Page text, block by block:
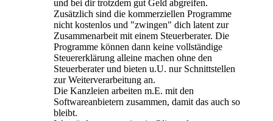
und bei dir trotzdem gut Geld abgreifen.
Zusätzlich sind die kommerziellen Programme
nicht kostenlos und "zwingen" dich latent zur
Zusammenarbeit mit einem Steuerberater. Die
Programme können dann keine vollständige
Steuererklärung alleine machen ohne den
Steuerberater und bieten u.U. nur Schnittstellen
zur Weiterverarbeitung an.
Die Kanzleien arbeiten m.E. mit den
Softwareanbietern zusammen, damit das auch so
bleibt.